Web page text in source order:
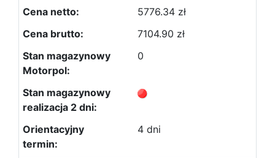
5776.34 zł
7104.90 zł
0
4 dni